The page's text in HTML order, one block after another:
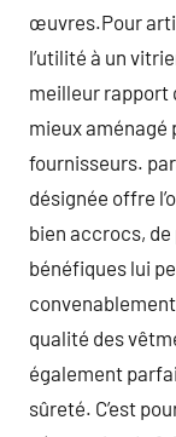
œuvres.Pour
l’utilité à un
meilleur rapport
mieux aménagé
fournisseurs.
désignée offre
bien accrocs,
bénéfiques lui
qualité des
également
sûreté. C’est